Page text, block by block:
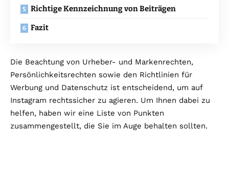
Richtige Kennzeichnung von Beiträgen
Fazit
Die Beachtung von Urheber- und Markenrechten,
Persönlichkeitsrechten sowie den Richtlinien für
Werbung und Datenschutz ist entscheidend, um auf
Instagram rechtssicher zu agieren. Um Ihnen dabei zu
helfen, haben wir eine Liste von Punkten
zusammengestellt, die Sie im Auge behalten sollten.